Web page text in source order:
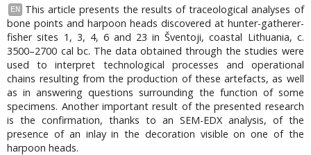
EN
This article presents the results of traceological analyses of
bone points and harpoon heads discovered at hunter-gatherer-
fisher sites 1, 3, 4, 6 and 23 in Šventoji, coastal Lithuania, c.
3500–2700 cal bc. The data obtained through the studies were
used to interpret technological processes and operational
chains resulting from the production of these artefacts, as well
as in answering questions surrounding the function of some
specimens. Another important result of the presented research
is the confirmation, thanks to an SEM-EDX analysis, of the
presence of an inlay in the decoration visible on one of the
harpoon heads.